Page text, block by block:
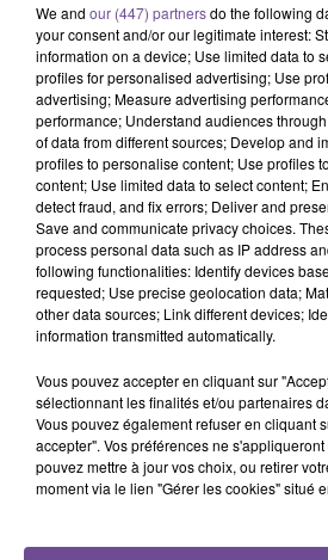
Une société de la
recherche un aide-
Une société de la Souterraine
(H/F). Vos missions : saisie des
classements des factures clients,
et paiement des factures, classement
différents services. Suivi des
trésorerie journalière, rapprochement
de tableaux de bord comptable. Aide
collaboration avec la chef comptable.
We and our (447) partnersdo the following
your consent and/or our legitimate interest:
information on a device; Use limited data to
profiles for personalised advertising; Use
advertising; Measure advertising
performance; Understand audiences
of data from different sources; Develop and
profiles to personalise content; Use profiles
content; Use limited data to select content;
detect fraud, and fix errors; Deliver and
Save and communicate privacy choices.
process personal data such as IP address
following functionalities: Identify devices
requested; Use precise geolocation data;
other data sources; Link different devices;
information transmitted automatically.
Vous pouvez accepter en cliquant sur
sélectionnant les finalités et/ou partenaires
Vous pouvez également refuser en cliquant
accepter". Vos préférences ne
pouvez mettre à jour vos choix, ou retirer
moment via le lien "Gérer les cookies" situé